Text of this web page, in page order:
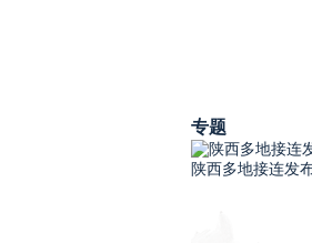
专题
陕西多地接连发